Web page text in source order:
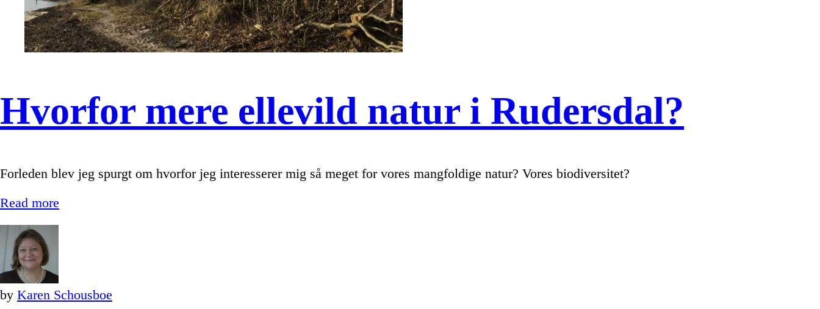
Hvorfor mere ellevild natur i Rudersdal?
Forleden blev jeg spurgt om hvorfor jeg interesserer mig så meget for vores mangfoldige natur? Vores biodiversitet?
Read more
by Karen Schousboe